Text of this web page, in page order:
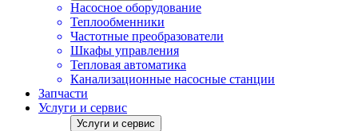
Насосное оборудование
Теплообменники
Частотные преобразователи
Шкафы управления
Тепловая автоматика
Канализационные насосные станции
Запчасти
Услуги и сервис
Услуги и сервис